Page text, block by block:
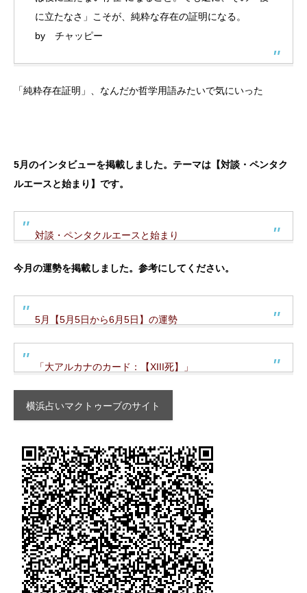
に立たなさ」こそが、純粋な存在の証明になる。
by チャッピー
「純粋存在証明」、なんだか哲学用語みたいで気にいった
5月のインタビューを掲載しました。テーマは【対談・ペンタク
ルエースと始まり】です。
対談・ペンタクルエースと始まり
今月の運勢を掲載しました。参考にしてください。
5月【5月5日から6月5日】の運勢
「大アルカナのカード：【XIII死】」
横浜占いマクトゥーブのサイト